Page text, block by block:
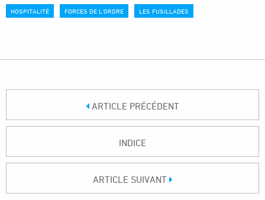
HOSPITALITÉ FORCES DE L'ORDRE LES FUSILLADES
ARTICLE PRÉCÉDENT
INDICE
ARTICLE SUIVANT